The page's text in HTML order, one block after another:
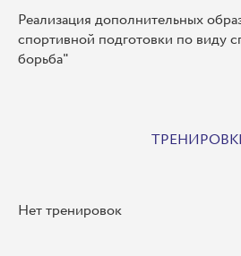
Реализация дополнительных
спортивной подготовки по виду
борьба"
Нет тренировок